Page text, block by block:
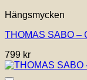
Hängsmycken
THOMAS SABO –
799 kr